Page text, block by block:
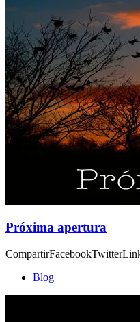
Próxima apertura
Blog